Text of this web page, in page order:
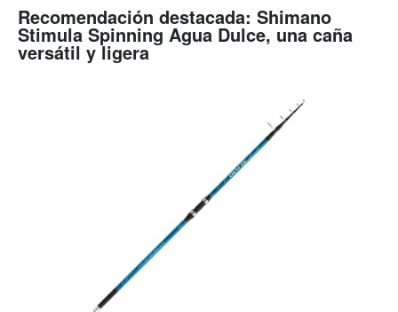
Recomendación destacada: Shimano
Stimula Spinning Agua Dulce, una caña
versátil y ligera